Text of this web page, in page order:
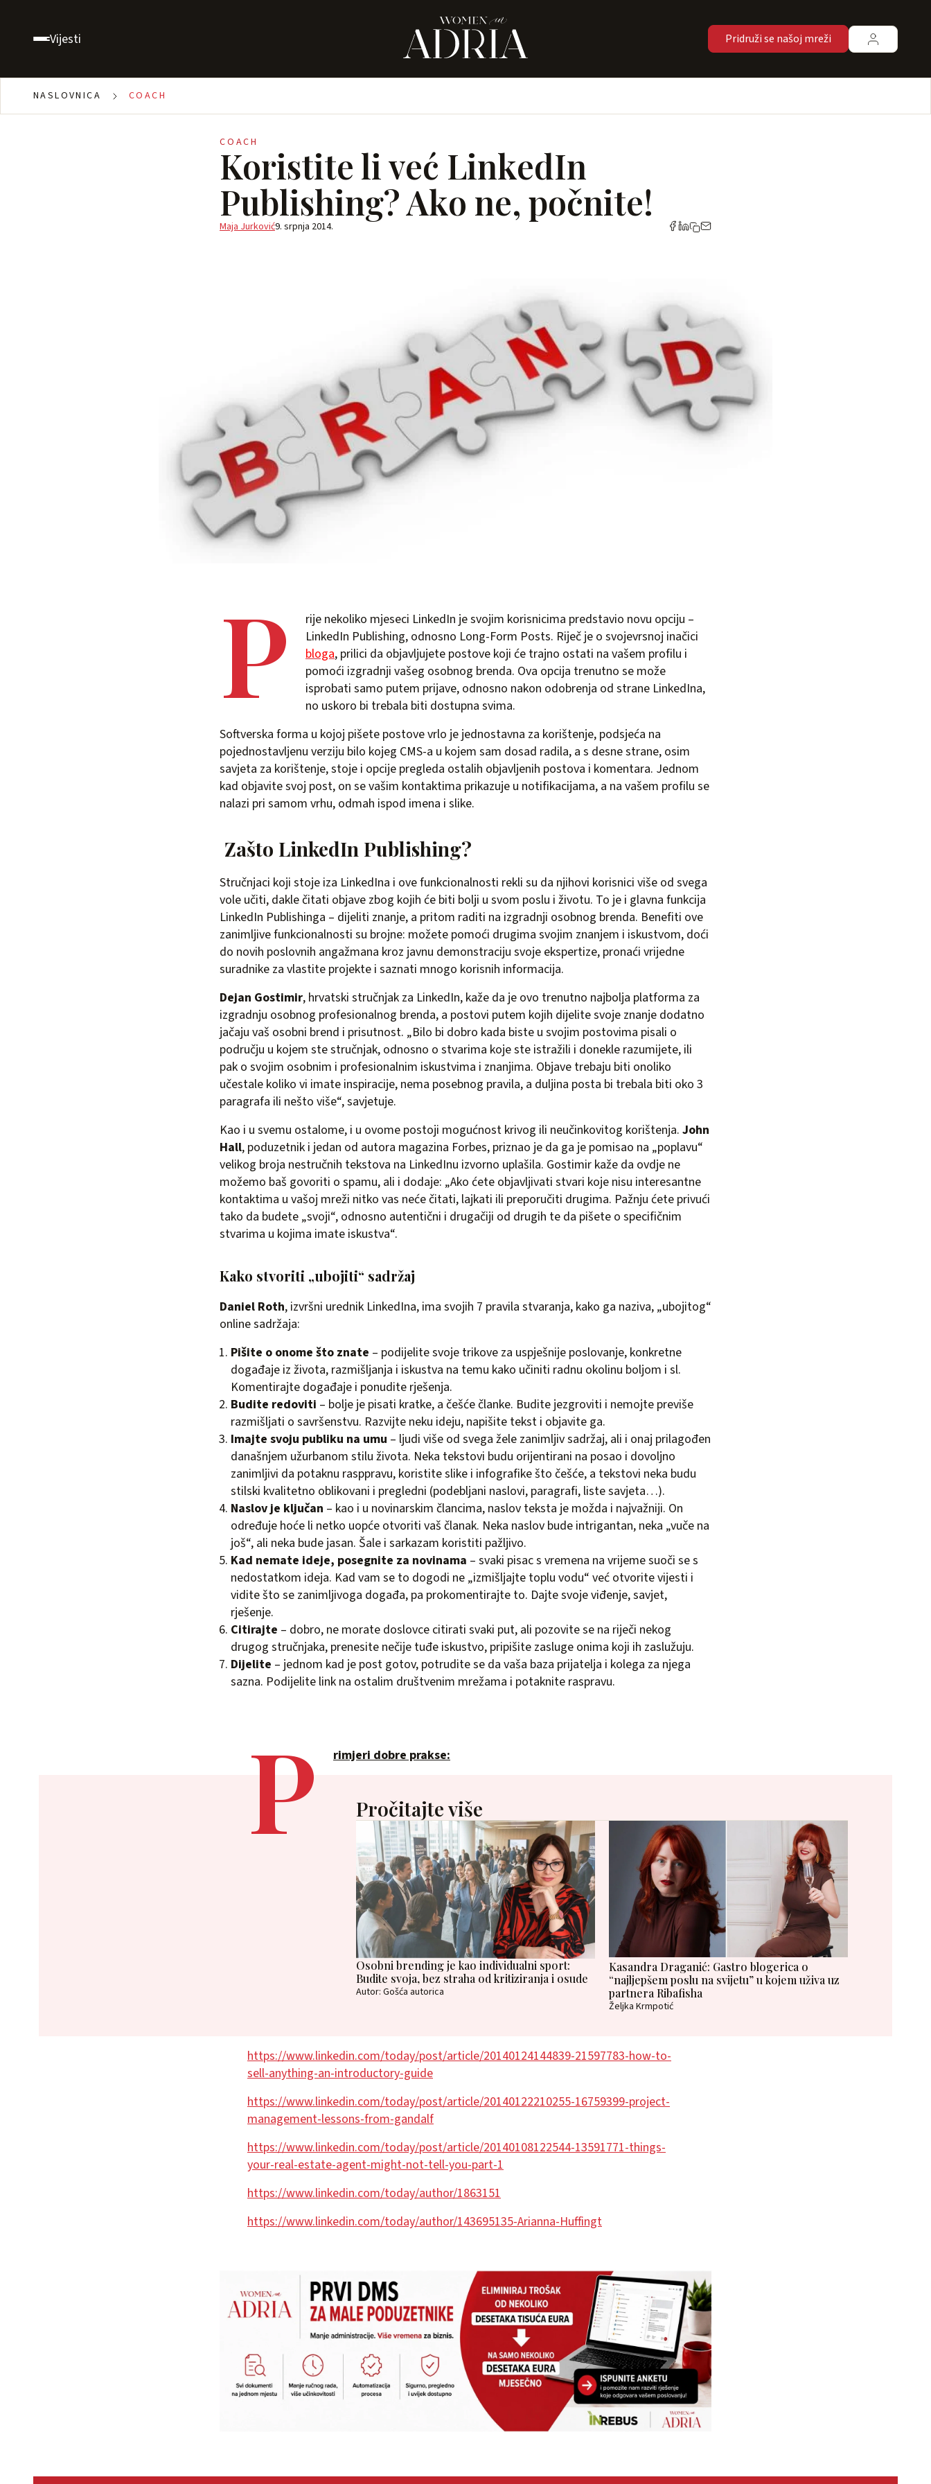
Vijesti Pridruži se našoj mreži
NASLOVNICA COACH
COACH
Koristite li već LinkedIn
Publishing? Ako ne, počnite!
Maja Jurković9. srpnja 2014.
P
rije nekoliko mjeseci LinkedIn je svojim korisnicima predstavio novu opciju –
LinkedIn Publishing, odnosno Long-Form Posts. Riječ je o svojevrsnoj inačici
bloga, prilici da objavljujete postove koji će trajno ostati na vašem profilu i
pomoći izgradnji vašeg osobnog brenda. Ova opcija trenutno se može
isprobati samo putem prijave, odnosno nakon odobrenja od strane LinkedIna,
no uskoro bi trebala biti dostupna svima.
Softverska forma u kojoj pišete postove vrlo je jednostavna za korištenje, podsjeća na
pojednostavljenu verziju bilo kojeg CMS-a u kojem sam dosad radila, a s desne strane, osim
savjeta za korištenje, stoje i opcije pregleda ostalih objavljenih postova i komentara. Jednom
kad objavite svoj post, on se vašim kontaktima prikazuje u notifikacijama, a na vašem profilu se
nalazi pri samom vrhu, odmah ispod imena i slike.
Zašto LinkedIn Publishing?
Stručnjaci koji stoje iza LinkedIna i ove funkcionalnosti rekli su da njihovi korisnici više od svega
vole učiti, dakle čitati objave zbog kojih će biti bolji u svom poslu i životu. To je i glavna funkcija
LinkedIn Publishinga – dijeliti znanje, a pritom raditi na izgradnji osobnog brenda. Benefiti ove
zanimljive funkcionalnosti su brojne: možete pomoći drugima svojim znanjem i iskustvom, doći
do novih poslovnih angažmana kroz javnu demonstraciju svoje ekspertize, pronaći vrijedne
suradnike za vlastite projekte i saznati mnogo korisnih informacija.
Dejan Gostimir, hrvatski stručnjak za LinkedIn, kaže da je ovo trenutno najbolja platforma za
izgradnju osobnog profesionalnog brenda, a postovi putem kojih dijelite svoje znanje dodatno
jačaju vaš osobni brend i prisutnost. „Bilo bi dobro kada biste u svojim postovima pisali o
području u kojem ste stručnjak, odnosno o stvarima koje ste istražili i donekle razumijete, ili
pak o svojim osobnim i profesionalnim iskustvima i znanjima. Objave trebaju biti onoliko
učestale koliko vi imate inspiracije, nema posebnog pravila, a duljina posta bi trebala biti oko 3
paragrafa ili nešto više“, savjetuje.
Kao i u svemu ostalome, i u ovome postoji mogućnost krivog ili neučinkovitog korištenja. John
Hall, poduzetnik i jedan od autora magazina Forbes, priznao je da ga je pomisao na „poplavu“
velikog broja nestručnih tekstova na LinkedInu izvorno uplašila. Gostimir kaže da ovdje ne
možemo baš govoriti o spamu, ali i dodaje: „Ako ćete objavljivati stvari koje nisu interesantne
kontaktima u vašoj mreži nitko vas neće čitati, lajkati ili preporučiti drugima. Pažnju ćete privući
tako da budete „svoji“, odnosno autentični i drugačiji od drugih te da pišete o specifičnim
stvarima u kojima imate iskustva“.
Kako stvoriti „ubojiti“ sadržaj
Daniel Roth, izvršni urednik LinkedIna, ima svojih 7 pravila stvaranja, kako ga naziva, „ubojitog“
online sadržaja:
Pišite o onome što znate – podijelite svoje trikove za uspješnije poslovanje, konkretne
događaje iz života, razmišljanja i iskustva na temu kako učiniti radnu okolinu boljom i sl.
Komentirajte događaje i ponudite rješenja.
Budite redoviti – bolje je pisati kratke, a češće članke. Budite jezgroviti i nemojte previše
razmišljati o savršenstvu. Razvijte neku ideju, napišite tekst i objavite ga.
Imajte svoju publiku na umu – ljudi više od svega žele zanimljiv sadržaj, ali i onaj prilagođen
današnjem užurbanom stilu života. Neka tekstovi budu orijentirani na posao i dovoljno
zanimljivi da potaknu rasppravu, koristite slike i infografike što češće, a tekstovi neka budu
stilski kvalitetno oblikovani i pregledni (podebljani naslovi, paragrafi, liste savjeta…).
Naslov je ključan – kao i u novinarskim člancima, naslov teksta je možda i najvažniji. On
određuje hoće li netko uopće otvoriti vaš članak. Neka naslov bude intrigantan, neka „vuče na
još“, ali neka bude jasan. Šale i sarkazam koristiti pažljivo.
Kad nemate ideje, posegnite za novinama – svaki pisac s vremena na vrijeme suoči se s
nedostatkom ideja. Kad vam se to dogodi ne „izmišljajte toplu vodu“ već otvorite vijesti i
vidite što se zanimljivoga događa, pa prokomentirajte to. Dajte svoje viđenje, savjet,
rješenje.
Citirajte – dobro, ne morate doslovce citirati svaki put, ali pozovite se na riječi nekog
drugog stručnjaka, prenesite nečije tuđe iskustvo, pripišite zasluge onima koji ih zaslužuju.
Dijelite – jednom kad je post gotov, potrudite se da vaša baza prijatelja i kolega za njega
sazna. Podijelite link na ostalim društvenim mrežama i potaknite raspravu.
P rimjeri dobre prakse:
Pročitajte više
Osobni brending je kao individualni sport:
Budite svoja, bez straha od kritiziranja i osude
Autor: Gošća autorica
Kasandra Draganić: Gastro blogerica o
“najljepšem poslu na svijetu” u kojem uživa uz
partnera Ribafisha
Željka Krmpotić
https://www.linkedin.com/today/post/article/20140124144839-21597783-how-to-
sell-anything-an-introductory-guide
https://www.linkedin.com/today/post/article/20140122210255-16759399-project-
management-lessons-from-gandalf
https://www.linkedin.com/today/post/article/20140108122544-13591771-things-
your-real-estate-agent-might-not-tell-you-part-1
https://www.linkedin.com/today/author/1863151
https://www.linkedin.com/today/author/143695135-Arianna-Huffingt